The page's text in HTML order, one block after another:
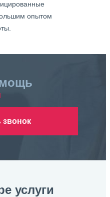
опытом
звонок
услуги